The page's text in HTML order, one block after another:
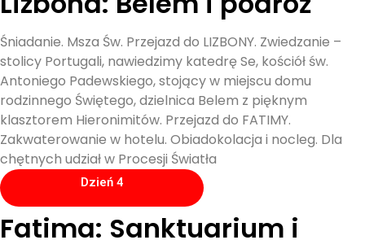
Śniadanie. Msza Św. Przejazd do LIZBONY. Zwiedzanie –
stolicy Portugali, nawiedzimy katedrę Se, kościół św.
Antoniego Padewskiego, stojący w miejscu domu
rodzinnego Świętego, dzielnica Belem z pięknym
klasztorem Hieronimitów. Przejazd do FATIMY.
Zakwaterowanie w hotelu. Obiadokolacja i nocleg. Dla
chętnych udział w Procesji Światła
Dzień 4
Fatima: Sanktuarium i